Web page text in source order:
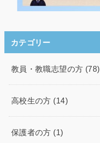
カテゴリー
教員・教職志望の方 (78)
高校生の方 (14)
保護者の方 (1)